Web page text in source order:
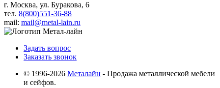
г. Москва, ул. Буракова, 6
тел. 8(800)551-36-88
mail: mail@metal-lain.ru
Задать вопрос
Заказать звонок
© 1996-2026 Металайн - Продажа металлической мебели
и сейфов.